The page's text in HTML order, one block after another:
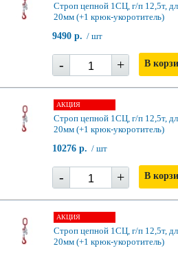
Строп цепной 1СЦ, г/п 12,5т,
20мм (+1 крюк-укоротитель)
9490 р. / шт
- + В
АКЦИЯ
Строп цепной 1СЦ, г/п 12,5т,
20мм (+1 крюк-укоротитель)
10276 р. / шт
- + В
АКЦИЯ
Строп цепной 1СЦ, г/п 12,5т,
20мм (+1 крюк-укоротитель)